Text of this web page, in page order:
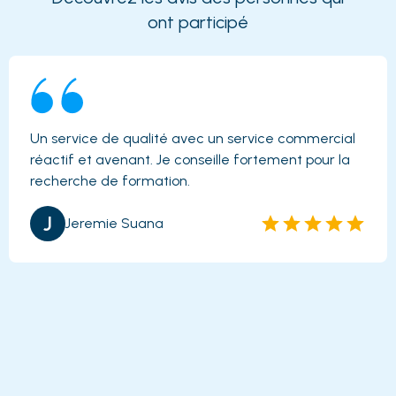
entre participants.
oùFormer sont pour la plupart certifiés
Qualiopi, condition nécessaire pour
ont participé
Un service de qualité avec un service commercial
réactif et avenant. Je conseille fortement pour la
recherche de formation.
J Jeremie Suana